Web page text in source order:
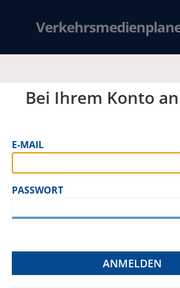
Bei Ihrem Konto
E-MAIL
PASSWORT